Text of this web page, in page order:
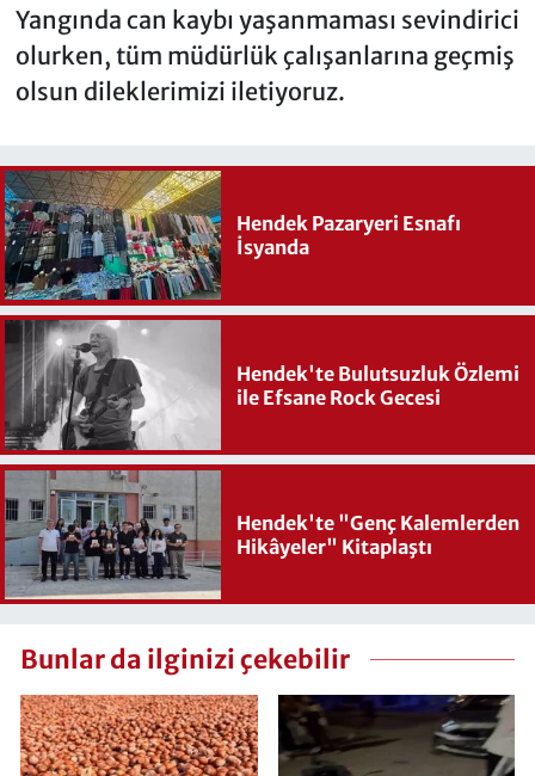
Yangında can kaybı yaşanmaması sevindirici
olurken, tüm müdürlük çalışanlarına geçmiş
olsun dileklerimizi iletiyoruz.
Hendek Pazaryeri Esnafı
İsyanda
Hendek'te Bulutsuzluk Özlemi
ile Efsane Rock Gecesi
Hendek'te "Genç Kalemlerden
Hikâyeler" Kitaplaştı
Bunlar da ilginizi çekebilir